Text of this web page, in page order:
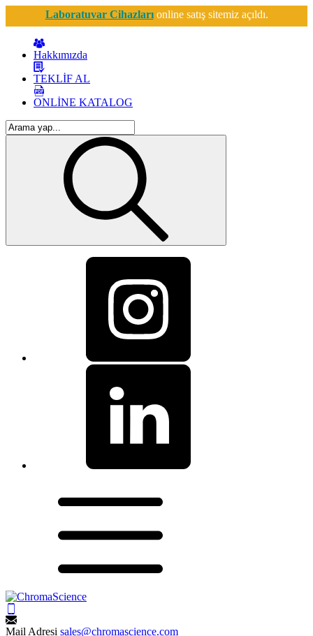
Laboratuvar Cihazlarıonline satış sitemiz açıldı.
Hakkımızda
TEKLİF AL
ONLİNE KATALOG
Mail Adresi sales@chromascience.com